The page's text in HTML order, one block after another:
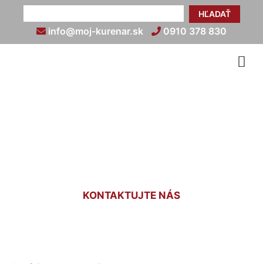
HĽADAŤ
info@moj-kurenar.sk 0910 378 830
KONTAKTUJTE NÁS